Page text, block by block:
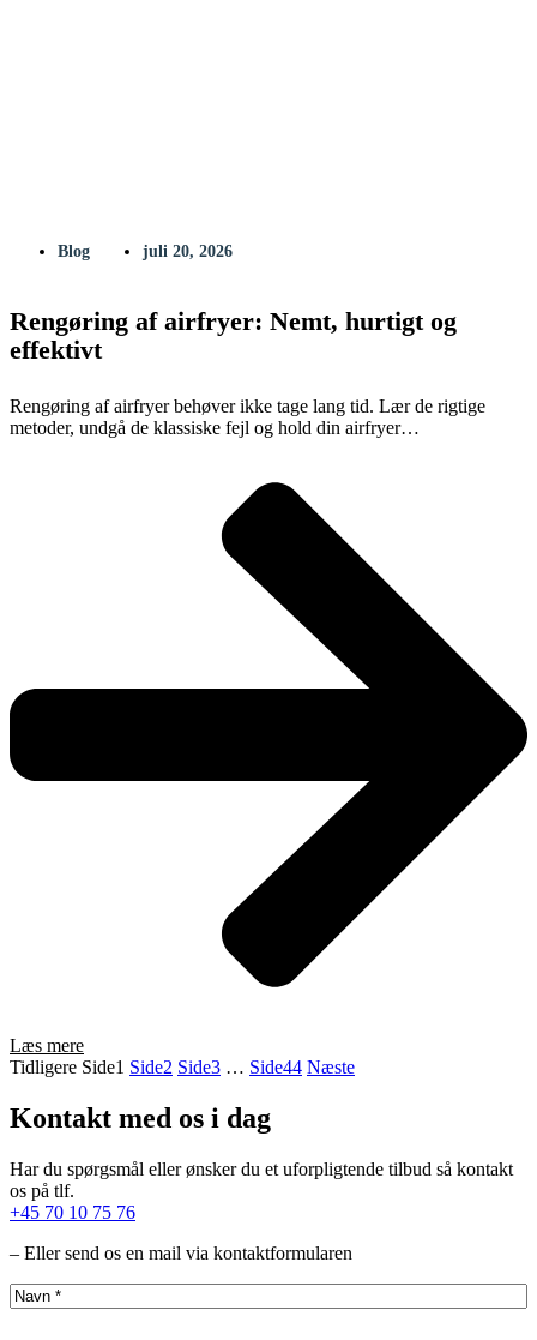
Blog juli 20, 2026
Rengøring af airfryer: Nemt, hurtigt og
effektivt
Rengøring af airfryer behøver ikke tage lang tid. Lær de rigtige
metoder, undgå de klassiske fejl og hold din airfryer…
Læs mere
Tidligere Side1 Side2 Side3 … Side44 Næste
Kontakt med os i dag
Har du spørgsmål eller ønsker du et uforpligtende tilbud så kontakt
os på tlf.
+45 70 10 75 76
– Eller send os en mail via kontaktformularen
Name (Påkrævet)